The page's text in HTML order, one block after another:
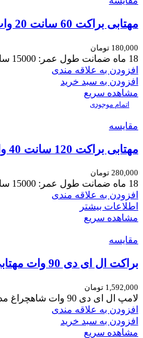
مهتابی براکت 60 سانت 20 وات مهتابی سیدکو سری کارول
180,000 تومان
18 ماه ضمانت طول عمر: 15000 ساعت شار نوری: 1800 لومن توان: 20وات طول: 60سانت
افزودن به علاقه مندی
افزودن به سبد خرید
مشاهده سریع
اتمام موجودی
مقایسه
مهتابی براکت 120 سانت 40 وات مهتابی سیدکو سری کارول
280,000 تومان
18 ماه ضمانت طول عمر: 15000 ساعت شار نوری: 3600 لومن توان: 40وات طول: 120سانت رنگ: مهتابی
افزودن به علاقه مندی
اطلاعات بیشتر
مشاهده سریع
مقایسه
براکت ال ای دی 90 وات مهتابی شاهچراغ مدل FTL
1,592,000 تومان
لامپ ال ای دی 90 وات شاهچراغ مدل FTL یکی از بهترین محصولات برند شاهچراغ است. شاهچراغ یکی از برند‌های
افزودن به علاقه مندی
افزودن به سبد خرید
مشاهده سریع